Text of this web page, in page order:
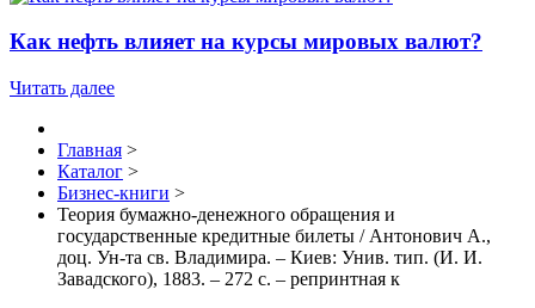
Как нефть влияет на курсы мировых валют?
Читать далее
Главная >
Каталог >
Бизнес-книги >
Теория бумажно-денежного обращения и
государственные кредитные билеты / Антонович А.,
доц. Ун-та св. Владимира. – Киев: Унив. тип. (И. И.
Завадского), 1883. – 272 с. – репринтная к